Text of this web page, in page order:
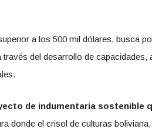
a los 500 mil dólares, busca
través del desarrollo de
de indumentaria sostenible
donde el crisol de culturas